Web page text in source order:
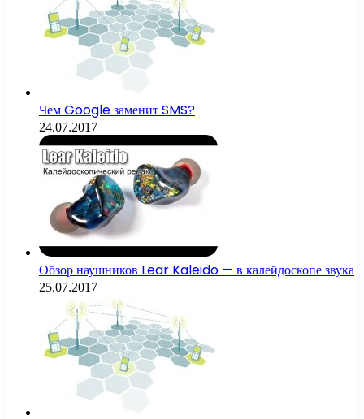
Чем Google заменит SMS?
24.07.2017
Обзор наушников Lear Kaleido — в калейдоскопе звука
25.07.2017